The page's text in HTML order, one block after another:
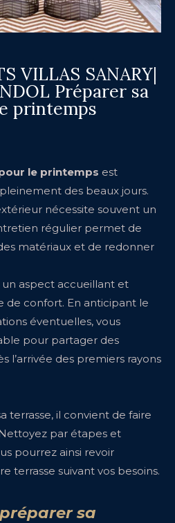
VILLAS SANARY|
Préparer sa
printemps
le printemps est
des beaux jours.
nécessite souvent un
régulier permet de
matériaux et de redonner
un aspect accueillant et
de confort. En anticipant le
éventuelles, vous
pour partager des
l’arrivée des premiers rayons
terrasse, il convient de faire
par étapes et
pourrez ainsi revoir
terrasse suivant vos besoins.
sa